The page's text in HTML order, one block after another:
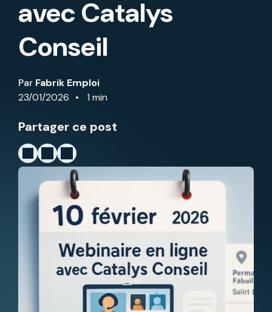
avec Catalys
Conseil
Par Fabrik Emploi
23/01/2026
1 min
Partager ce post